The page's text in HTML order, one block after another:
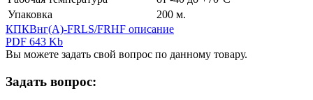
Упаковка
200 м.
КПКВнг(А)-FRLS/FRHF описание
PDF 643 Kb
Вы можете задать свой вопрос по данному товару.
Задать вопрос: